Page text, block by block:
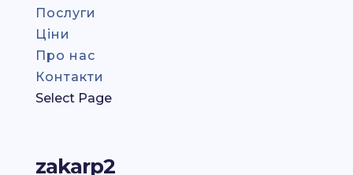
Послуги
Ціни
Про нас
Контакти
Select Page
zakarp2